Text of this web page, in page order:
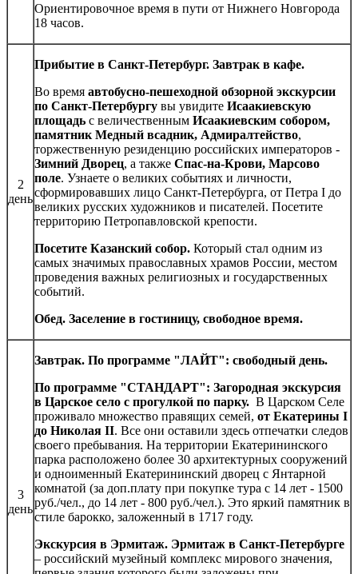
Ориентировочное время в пути от Нижнего Новгорода
18 часов.
2
день
Прибытие в Санкт-Петербург. Завтрак в кафе.
Во время автобусно-пешеходной обзорной экскурсии
по Санкт-Петербургу вы увидите Исаакиевскую
площадь с величественным Исаакиевским собором,
памятник Медный всадник, Адмиралтейство,
торжественную резиденцию российских императоров -
Зимний Дворец, а также Спас-на-Крови, Марсово
поле. Узнаете о великих событиях и личности,
сформировавших лицо Санкт-Петербурга, от Петра I до
великих русских художников и писателей. Посетите
территорию Петропавловской крепости.
Посетите Казанский собор. Который стал одним из
самых значимых православных храмов России, местом
проведения важных религиозных и государственных
событий.
Обед. Заселение в гостиницу, свободное время.
3
день
Завтрак. По программе "ЛАЙТ": свободный день.
По программе "СТАНДАРТ": Загородная экскурсия
в Царское село с прогулкой по парку. В Царском Селе
проживало множество правящих семей, от Екатерины I
до Николая II. Все они оставили здесь отпечатки следов
своего пребывания. На территории Екатерининского
парка расположено более 30 архитектурных сооружений
и одноименный Екатерининский дворец с Янтарной
комнатой (за доп.плату при покупке тура с 14 лет - 1500
руб./чел., до 14 лет - 800 руб./чел.). Это яркий памятник в
стиле барокко, заложенный в 1717 году.
Экскурсия в Эрмитаж. Эрмитаж в Санкт-Петербурге
– российский музейный комплекс мирового значения,